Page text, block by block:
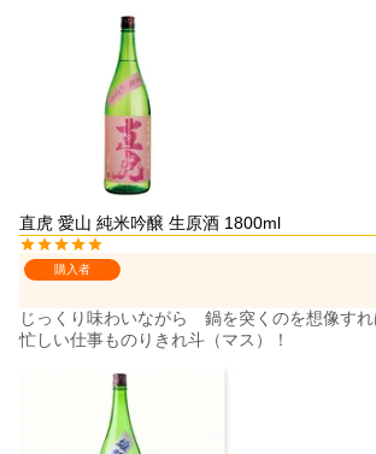
直虎 愛山 純米吟醸 生原酒 1800ml
購入者
じっくり味わいながら　鍋を突くのを想像す
忙しい仕事ものりきれ斗（マス）！